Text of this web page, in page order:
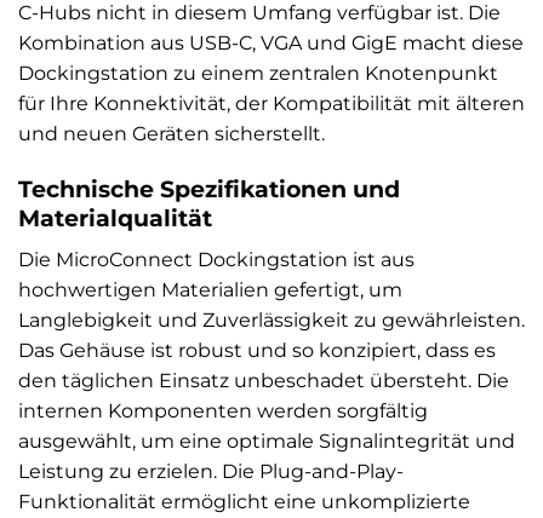
C-Hubs nicht in diesem Umfang verfügbar ist. Die
Kombination aus USB-C, VGA und GigE macht diese
Dockingstation zu einem zentralen Knotenpunkt
für Ihre Konnektivität, der Kompatibilität mit älteren
und neuen Geräten sicherstellt.
Technische Spezifikationen und
Materialqualität
Die MicroConnect Dockingstation ist aus
hochwertigen Materialien gefertigt, um
Langlebigkeit und Zuverlässigkeit zu gewährleisten.
Das Gehäuse ist robust und so konzipiert, dass es
den täglichen Einsatz unbeschadet übersteht. Die
internen Komponenten werden sorgfältig
ausgewählt, um eine optimale Signalintegrität und
Leistung zu erzielen. Die Plug-and-Play-
Funktionalität ermöglicht eine unkomplizierte